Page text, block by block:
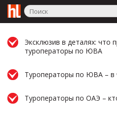
Эксклюзив в деталях: что
туроператоры по ЮВА
Туроператоры по ЮВА – в
Туроператоры по ОАЭ –